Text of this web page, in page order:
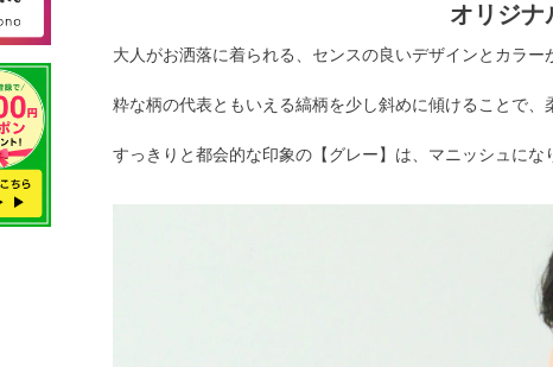
オリジナ
大人がお洒落に着られる、センスの良いデザインとカラー
粋な柄の代表ともいえる縞柄を少し斜めに傾けることで
すっきりと都会的な印象の【グレー】は、マニッシュにな